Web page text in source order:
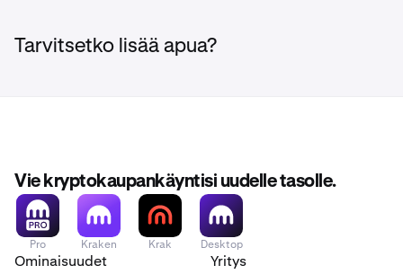
Tarvitsetko lisää apua?
Vie kryptokaupankäyntisi uudelle tasolle.
Pro Kraken Krak Desktop
Ominaisuudet Yritys